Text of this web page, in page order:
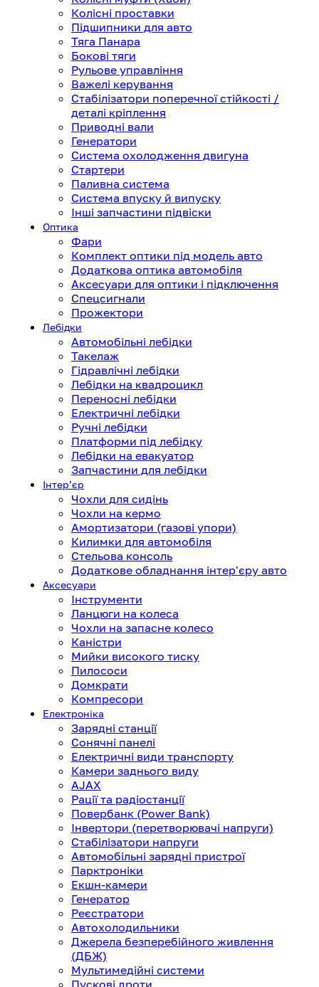
Колісні проставки
Підшипники для авто
Тяга Панара
Бокові тяги
Рульове управління
Важелі керування
Стабілізатори поперечної стійкості /
деталі кріплення
Приводні вали
Генератори
Система охолодження двигуна
Стартери
Паливна система
Система впуску й випуску
Інші запчастини підвіски
Оптика
Фари
Комплект оптики під модель авто
Додаткова оптика автомобіля
Аксесуари для оптики і підключення
Спецсигнали
Прожектори
Лебідки
Автомобільні лебідки
Такелаж
Гідравлічні лебідки
Лебідки на квадроцикл
Переносні лебідки
Електричні лебідки
Ручні лебідки
Платформи під лебідку
Лебідки на евакуатор
Запчастини для лебідки
Інтерʼєр
Чохли для сидінь
Чохли на кермо
Амортизатори (газові упори)
Килимки для автомобіля
Стельова консоль
Додаткове обладнання інтер'єру авто
Аксесуари
Інструменти
Ланцюги на колеса
Чохли на запасне колесо
Каністри
Мийки високого тиску
Пилососи
Домкрати
Компресори
Електроніка
Зарядні станції
Сонячні панелі
Електричні види транспорту
Камери заднього виду
AJAX
Рації та радіостанції
Повербанк (Power Bank)
Інвертори (перетворювачі напруги)
Стабілізатори напруги
Автомобільні зарядні пристрої
Парктроніки
Екшн-камери
Генератор
Реєстратори
Автохолодильники
Джерела безперебійного живлення
(ДБЖ)
Мультимедійні системи
Пускові дроти